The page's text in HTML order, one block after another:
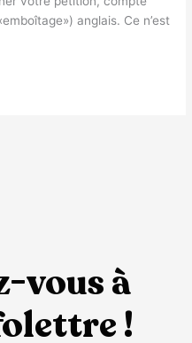
anglais. Ce n’est
vous à
!